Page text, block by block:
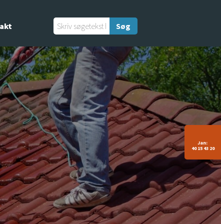
Jan:
40 15 43 20